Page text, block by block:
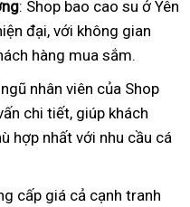
: Shop bao cao su ở Yên
đại, với không gian
hàng mua sắm.
nhân viên của Shop
chi tiết, giúp khách
hợp nhất với nhu cầu cá
cấp giá cả cạnh tranh